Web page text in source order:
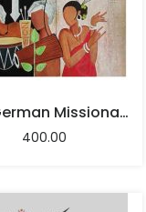
The German Missionaries And The Adivasi People In Chotanagpur Division A Discourse (1845 – 1940)
400.00